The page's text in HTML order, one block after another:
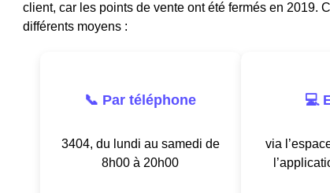
client, car les points de vente ont été fermés en 2019.
différents moyens :
📞 Par téléphone
3404, du lundi au samedi de
8h00 à 20h00
💻
via